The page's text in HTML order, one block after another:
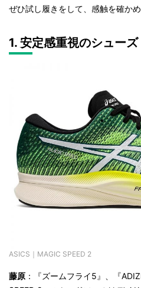
ぜひ試し履きをして、感触を確か
1. 安定感重視のシューズ
ASICS｜MAGIC SPEED 2
藤原 ：『ズームフライ5』、 『